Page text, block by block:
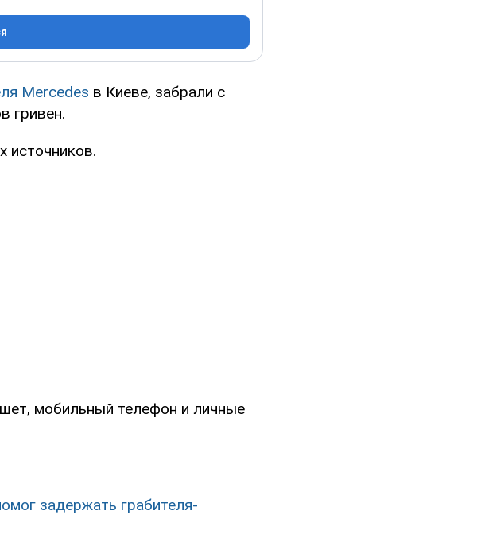
Mercedes в Киеве, забрали с
гривен.
источников.
мобильный телефон и личные
задержать грабителя-